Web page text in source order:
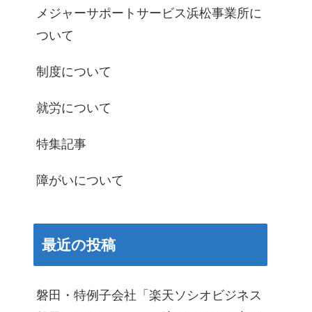
メジャーサポートサービス浜松事業所に
ついて
制度について
就労について
特集記事
障がいについて
最近の投稿
磐田・特例子会社「楽天ソシオビジネス